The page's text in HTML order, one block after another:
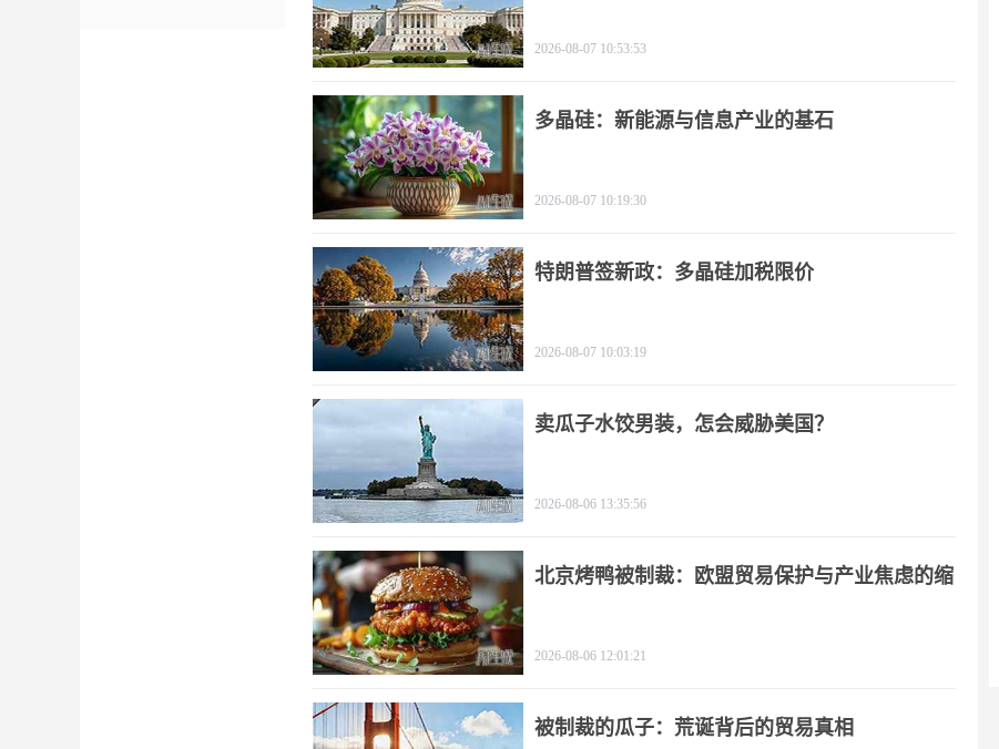
2026-08-07 10:53:53
多晶硅：新能源与信息产业的基石
2026-08-07 10:19:30
特朗普签新政：多晶硅加税限价
2026-08-07 10:03:19
卖瓜子水饺男装，怎会威胁美国？
2026-08-06 13:35:56
北京烤鸭被制裁：欧盟贸易保护与产业焦虑的缩
2026-08-06 12:01:21
被制裁的瓜子：荒诞背后的贸易真相